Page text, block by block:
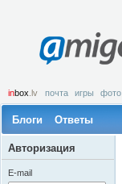
inbox .lv почта игры фото
Блоги Ответы
Авторизация
E-mail